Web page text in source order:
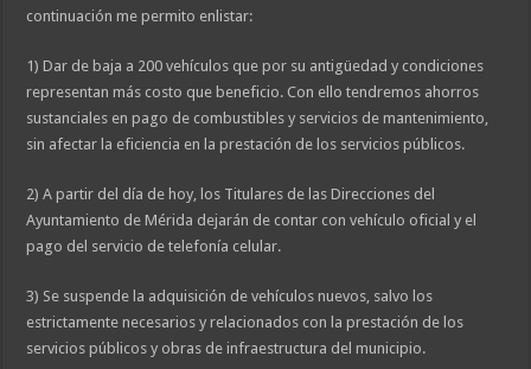
continuación me permito enlistar:
1) Dar de baja a 200 vehículos que por su antigüedad y condiciones
representan más costo que beneficio. Con ello tendremos ahorros
sustanciales en pago de combustibles y servicios de mantenimiento,
sin afectar la eficiencia en la prestación de los servicios públicos.
2) A partir del día de hoy, los Titulares de las Direcciones del
Ayuntamiento de Mérida dejarán de contar con vehículo oficial y el
pago del servicio de telefonía celular.
3) Se suspende la adquisición de vehículos nuevos, salvo los
estrictamente necesarios y relacionados con la prestación de los
servicios públicos y obras de infraestructura del municipio.